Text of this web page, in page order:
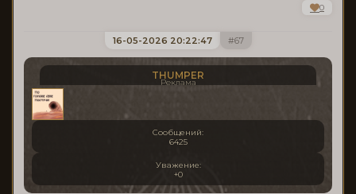
0
67
16-05-2026 20:22:47
THUMPER
Реклама
Сообщений:
6425
Уважение:
+0